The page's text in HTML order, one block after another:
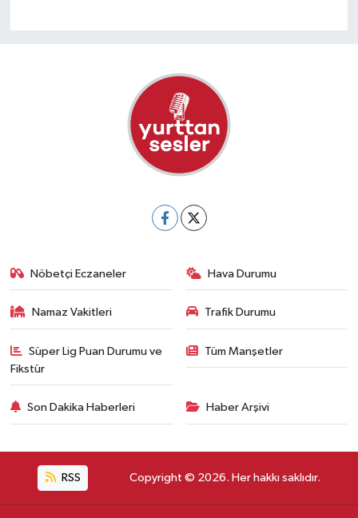
Nöbetçi Eczaneler Hava Durumu
Namaz Vakitleri Trafik Durumu
Süper Lig Puan Durumu ve
Fikstür
Tüm Manşetler
Son Dakika Haberleri Haber Arşivi
RSS Copyright © 2026. Her hakkı saklıdır.